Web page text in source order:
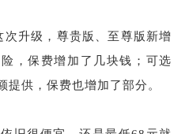
次升级，尊贵版、至尊版新增
，保费增加了几块钱；可选
供，保费也增加了部分。